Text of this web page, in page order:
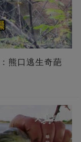
熊口逃生奇葩